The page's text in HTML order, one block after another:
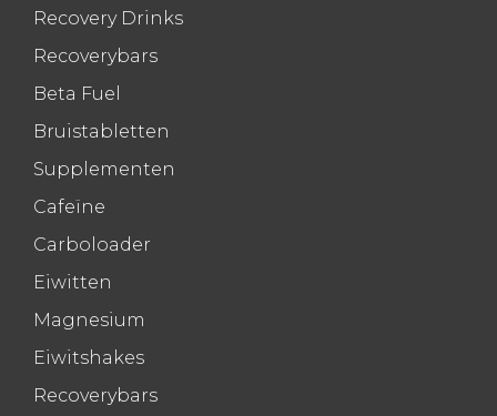
Recovery Drinks
Recoverybars
Beta Fuel
Bruistabletten
Supplementen
Cafeïne
Carboloader
Eiwitten
Magnesium
Eiwitshakes
Recoverybars